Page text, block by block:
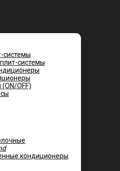
системы
системы
OFF)
кондиционеры